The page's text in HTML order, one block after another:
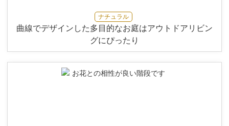
ナチュラル
曲線でデザインした多目的なお庭はアウトドアリビン
グにぴったり